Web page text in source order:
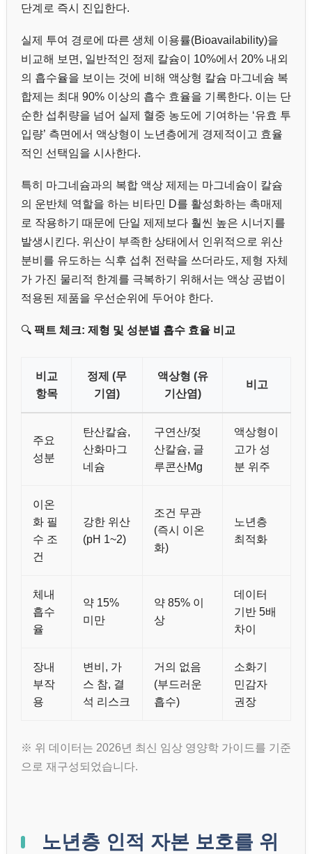
단계로 즉시 진입한다.
실제 투여 경로에 따른 생체 이용률(Bioavailability)을
비교해 보면, 일반적인 정제 칼슘이 10%에서 20% 내외
의 흡수율을 보이는 것에 비해 액상형 칼슘 마그네슘 복
합제는 최대 90% 이상의 흡수 효율을 기록한다. 이는 단
순한 섭취량을 넘어 실제 혈중 농도에 기여하는 ‘유효 투
입량’ 측면에서 액상형이 노년층에게 경제적이고 효율
적인 선택임을 시사한다.
특히 마그네슘과의 복합 액상 제제는 마그네슘이 칼슘
의 운반체 역할을 하는 비타민 D를 활성화하는 촉매제
로 작용하기 때문에 단일 제제보다 훨씬 높은 시너지를
발생시킨다. 위산이 부족한 상태에서 인위적으로 위산
분비를 유도하는 식후 섭취 전략을 쓰더라도, 제형 자체
가 가진 물리적 한계를 극복하기 위해서는 액상 공법이
적용된 제품을 우선순위에 두어야 한다.
🔍 팩트 체크: 제형 및 성분별 흡수 효율 비교
비교
항목
정제 (무
기염)
액상형 (유
기산염)
비고
주요
성분
탄산칼슘,
산화마그
네슘
구연산/젖
산칼슘, 글
루콘산Mg
액상형이
고가 성
분 위주
이온
화 필
수 조
건
강한 위산
(pH 1~2)
조건 무관
(즉시 이온
화)
노년층
최적화
체내
흡수
율
약 15%
미만
약 85% 이
상
데이터
기반 5배
차이
장내
부작
용
변비, 가
스 참, 결
석 리스크
거의 없음
(부드러운
흡수)
소화기
민감자
권장
※ 위 데이터는 2026년 최신 임상 영양학 가이드를 기준
으로 재구성되었습니다.
노년층 인적 자본 보호를 위